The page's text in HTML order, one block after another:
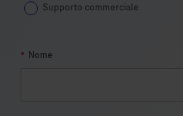
Supporto commerciale
* Nome